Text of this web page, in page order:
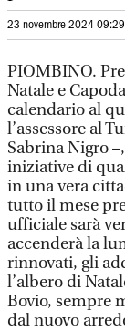
23 novembre 2024 09:29
PIOMBINO.
Natale e
calendario al
l’assessore al
Sabrina Nigro
iniziative di
in una vera
tutto il mese
ufficiale sarà
accenderà la
rinnovati, gli
l’albero di
Bovio, sempre
dal nuovo